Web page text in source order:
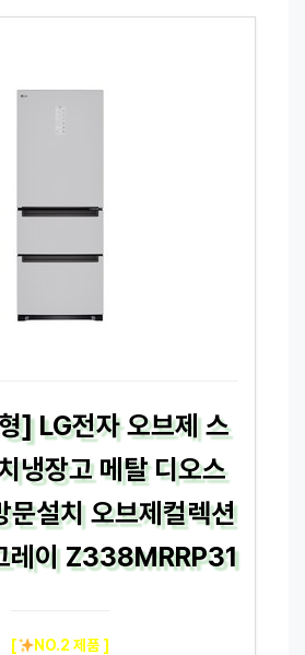
] LG전자 오브제 스
냉장고 메탈 디오스
문설치 오브제컬렉션
레이 Z338MRRP31
[ NO.2 제품 ]